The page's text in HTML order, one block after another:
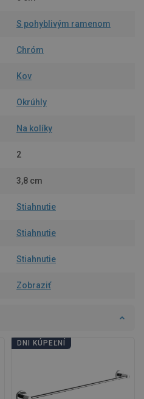
S pohyblivým ramenom
Chróm
Kov
Okrúhly
Na kolíky
2
3,8 cm
Stiahnutie
Stiahnutie
Stiahnutie
Zobraziť
DNI KÚPEĽNÍ